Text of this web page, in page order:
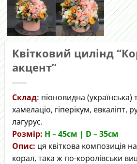
Квітковий цилінд
акцент”
Склад: піоновидна (українська)
хамелаціо, гіперікум, евкаліпт,
лагурус.
Розмір: H – 45cм | D – 35см
Опис: ця квіткова композиція
корал, така ж по-королівськи